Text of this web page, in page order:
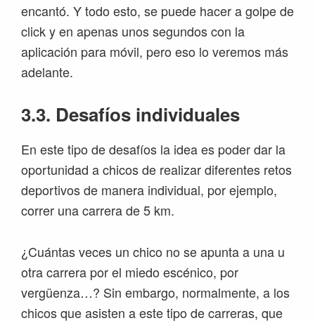
encantó. Y todo esto, se puede hacer a golpe de
click y en apenas unos segundos con la
aplicación para móvil, pero eso lo veremos más
adelante.
3.3. Desafíos individuales
En este tipo de desafíos la idea es poder dar la
oportunidad a chicos de realizar diferentes retos
deportivos de manera individual, por ejemplo,
correr una carrera de 5 km.
¿Cuántas veces un chico no se apunta a una u
otra carrera por el miedo escénico, por
vergüenza…? Sin embargo, normalmente, a los
chicos que asisten a este tipo de carreras, que